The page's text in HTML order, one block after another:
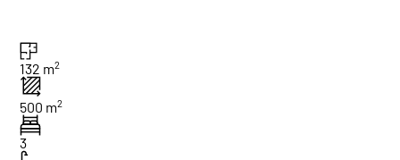
132 m2
500 m2
3